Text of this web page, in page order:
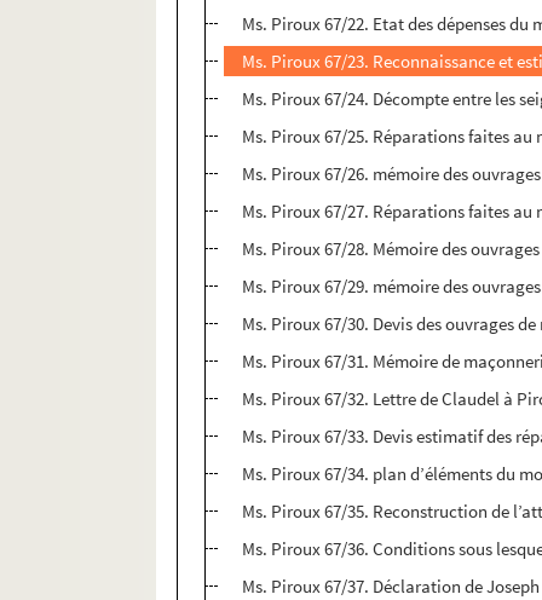
Ms. Piroux 67/22. Etat des dépenses du
Ms. Piroux 67/23. Reconnaissance et
Ms. Piroux 67/24. Décompte entre les
Ms. Piroux 67/25. Réparations faites au
Ms. Piroux 67/26. mémoire des
Ms. Piroux 67/27. Réparations faites au
Ms. Piroux 67/28. Mémoire des
Ms. Piroux 67/29. mémoire des
Ms. Piroux 67/30. Devis des ouvrages
Ms. Piroux 67/31. Mémoire de
Ms. Piroux 67/32. Lettre de Claudel à
Ms. Piroux 67/33. Devis estimatif des
Ms. Piroux 67/34. plan d’éléments du
Ms. Piroux 67/35. Reconstruction de
Ms. Piroux 67/36. Conditions sous
Ms. Piroux 67/37. Déclaration de